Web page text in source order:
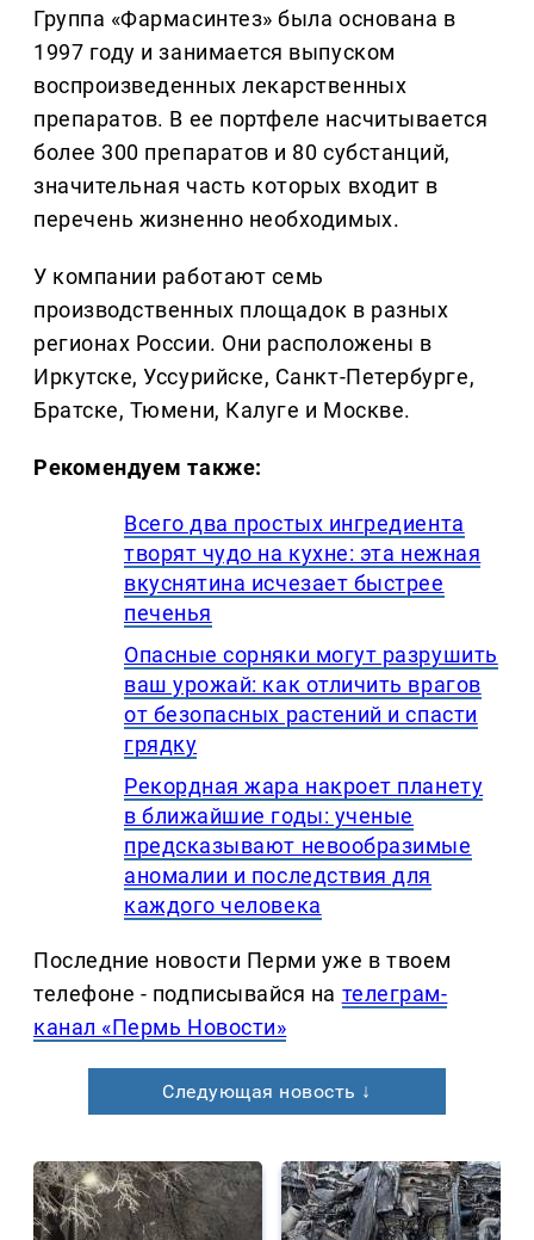
Группа «Фармасинтез» была основана в
1997 году и занимается выпуском
воспроизведенных лекарственных
препаратов. В ее портфеле насчитывается
более 300 препаратов и 80 субстанций,
значительная часть которых входит в
перечень жизненно необходимых.
У компании работают семь
производственных площадок в разных
регионах России. Они расположены в
Иркутске, Уссурийске, Санкт-Петербурге,
Братске, Тюмени, Калуге и Москве.
Рекомендуем также:
Всего два простых ингредиента
творят чудо на кухне: эта нежная
вкуснятина исчезает быстрее
печенья
Опасные сорняки могут разрушить
ваш урожай: как отличить врагов
от безопасных растений и спасти
грядку
Рекордная жара накроет планету
в ближайшие годы: ученые
предсказывают невообразимые
аномалии и последствия для
каждого человека
Последние новости Перми уже в твоем
телефоне - подписывайся на телеграм-
канал «Пермь Новости»
Следующая новость ↓